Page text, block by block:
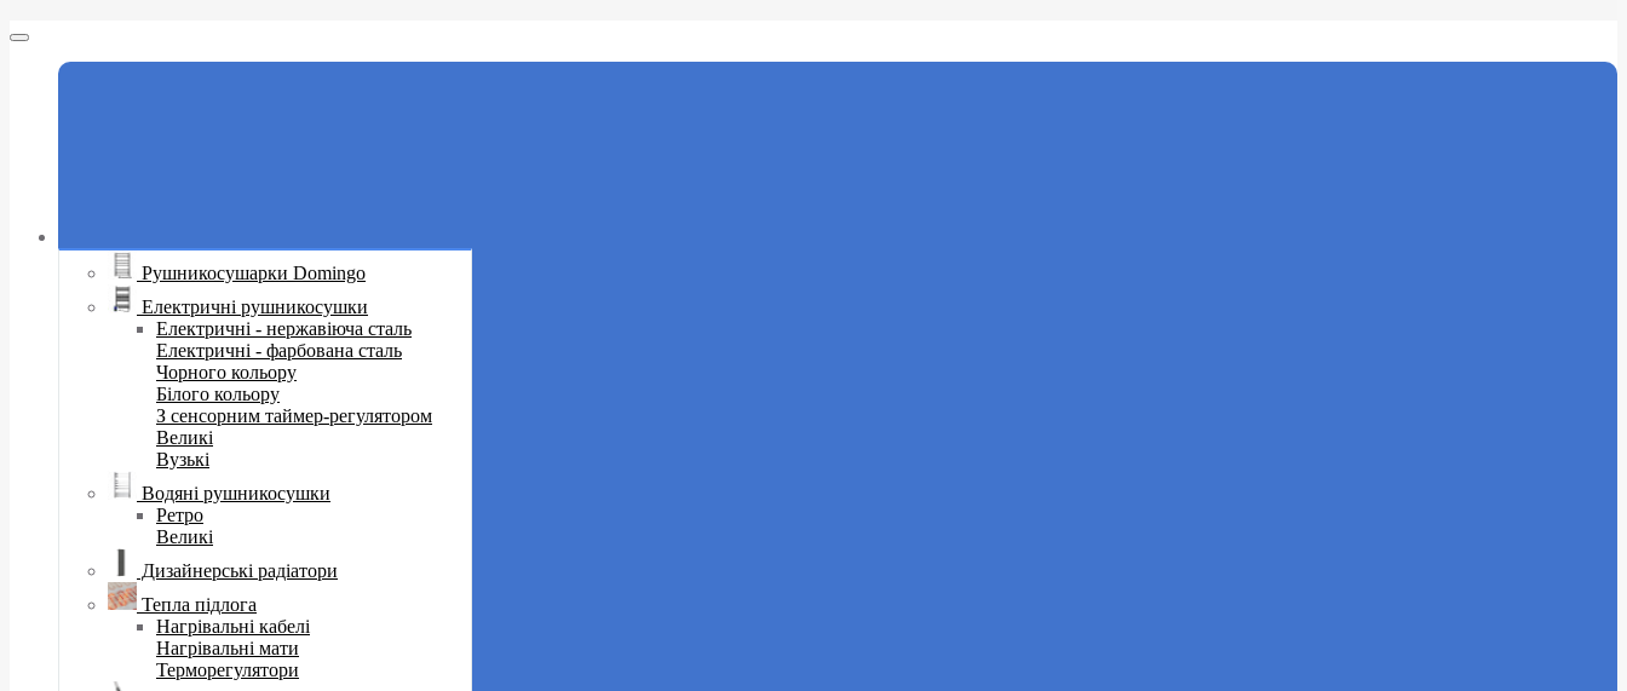
Рушникосушарки Domingo
Електричні рушникосушки
Електричні - нержавіюча сталь
Електричні - фарбована сталь
Чорного кольору
Білого кольору
З сенсорним таймер-регулятором
Великі
Вузькі
Водяні рушникосушки
Ретро
Великі
Дизайнерські радіатори
Тепла підлога
Нагрівальні кабелі
Нагрівальні мати
Терморегулятори